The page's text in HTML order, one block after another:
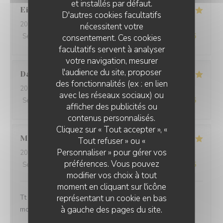
et installés par défaut.
D'autres cookies facultatifs
nécessitent votre
consentement. Ces cookies
facultatifs servent à analyser
votre navigation, mesurer
l'audience du site, proposer
des fonctionnalités (ex : en lien
avec les réseaux sociaux) ou
afficher des publicités ou
contenus personnalisés.
Cliquez sur « Tout accepter », «
Tout refuser » ou «
Personnaliser » pour gérer vos
préférences. Vous pouvez
modifier vos choix à tout
moment en cliquant sur l'icône
représentant un cookie en bas
à gauche des pages du site.
Eileen
2026-07-20
- 12:15 - Couverts 3
Service
Ambiance:5/5 Cuisine: 5/5 Qualité / Prix /5
Danielle
2026-07-10- 19:45 - Couverts 3
Service
Ambiance : 5/5 Cuisine: 5/5 Qualité / Prix /5
Maryse
2026-07-04
- 19:45 - Couverts 4
Service
Ambiance:5/5 Cuisine: 5/5 Qualité / Prix /5
Tt est parfait rien à redire nous avons passé un super
moment et le repas excellent.